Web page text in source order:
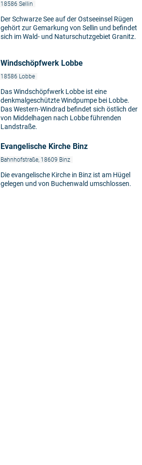
18586 Sellin
Der Schwarze See auf der Ostseeinsel Rügen
gehört zur Gemarkung von Sellin und befindet
sich im Wald- und Naturschutzgebiet Granitz.
Windschöpfwerk Lobbe
18586 Lobbe
Das Windschöpfwerk Lobbe ist eine
denkmalgeschützte Windpumpe bei Lobbe.
Das Western-Windrad befindet sich östlich der
von Middelhagen nach Lobbe führenden
Landstraße.
Evangelische Kirche Binz
Bahnhofstraße, 18609 Binz
Die evangelische Kirche in Binz ist am Hügel
gelegen und von Buchenwald umschlossen.